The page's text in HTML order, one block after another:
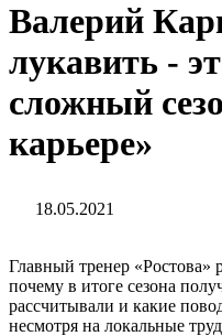
Валерий
лукавить -
сложный
карьере»
18.05.2021
Главный тренер «Ростова»
почему в итоге сезона
рассчитывали и какие
несмотря на локальные